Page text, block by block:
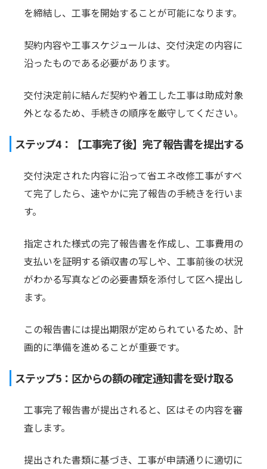
を締結し、工事を開始することが可能になります。
契約内容や工事スケジュールは、交付決定の内容に
沿ったものである必要があります。
交付決定前に結んだ契約や着工した工事は助成対象
外となるため、手続きの順序を厳守してください。
ステップ4：【工事完了後】完了報告書を提出する
交付決定された内容に沿って省エネ改修工事がすべ
て完了したら、速やかに完了報告の手続きを行いま
す。
指定された様式の完了報告書を作成し、工事費用の
支払いを証明する領収書の写しや、工事前後の状況
がわかる写真などの必要書類を添付して区へ提出し
ます。
この報告書には提出期限が定められているため、計
画的に準備を進めることが重要です。
ステップ5：区からの額の確定通知書を受け取る
工事完了報告書が提出されると、区はその内容を審
査します。
提出された書類に基づき、工事が申請通りに適切に